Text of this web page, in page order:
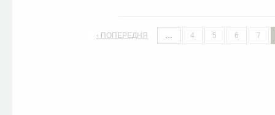
‹ ПОПЕРЕДНЯ … 4 5 6 7